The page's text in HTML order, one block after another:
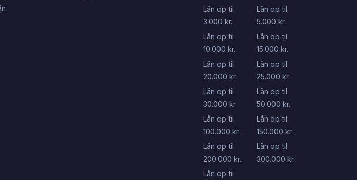
Lån op til
3.000 kr.
Lån op til
5.000 kr.
Lån op til
10.000 kr.
Lån op til
15.000 kr.
Lån op til
20.000 kr.
Lån op til
25.000 kr.
Lån op til
30.000 kr.
Lån op til
50.000 kr.
Lån op til
100.000 kr.
Lån op til
150.000 kr.
Lån op til
200.000 kr.
Lån op til
300.000 kr.
Lån op til